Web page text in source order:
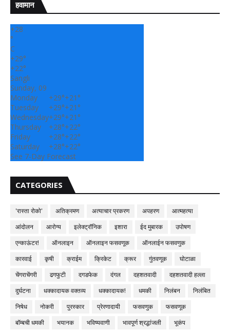
हवामान
+28
°
C
+29°
+22°
Sangli
Sunday, 09
Monday
+29°+21°
Tuesday
+29°+21°
Wednesday+29°+21°
Thursday
+28°+22°
Friday
+28°+22°
Saturday
+28°+22°
See 7-Day Forecast
CATEGORIES
'रास्ता रोको' अतिक्रमण अत्याचार प्रकरण अपहरण
आत्महत्या
आंदोलन
आरोग्य इलेक्ट्रॉनिक इशारा ईद मुबारक
उपोषण
एन्काऊंटर!
ऑनलाइन ऑनलाइन फसवणूक
ऑनलाईन फसवणुक
कारवाई
कृषी क्राईम क्रिकेट क्रूर गुंतवणूक
घोटाळा
चेंगराचेंगरी
ढगफुटी दगडफेक दंगल दहशतवादी
दहशतवादी हल्ला
दुर्घटना
धक्कादायक वक्तव्य धक्कादायक! धमकी निलंबन
निलंबित
निषेध
नोकरी पुरस्कार प्रेरणादायी फसवणुक
फसवणूक
बॉम्बची धमकी
भयानक भविष्यवाणी भावपूर्ण श्रद्धांजली
भूकंप